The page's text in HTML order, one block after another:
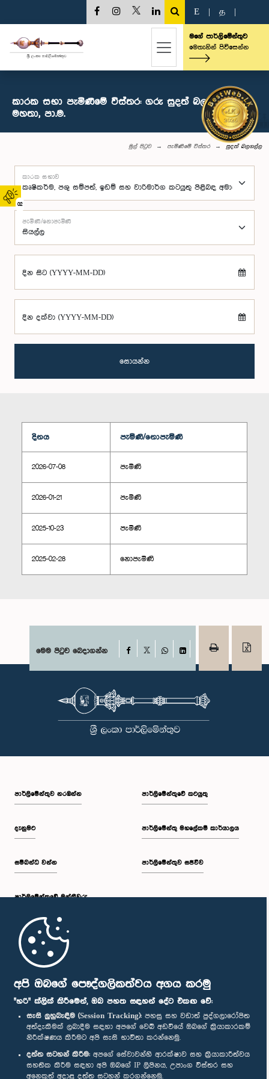
අපි ඔබගේ පෞද්ගලිකත්වය අගය කරමු
"හරි" ක්ලික් කිරීමෙන්, ඔබ පහත සඳහන් දේට එකඟ වේ:
සැසි ලුහුබැඳීම (Session Tracking): පහසු සහ වඩාත් පුද්ගලාරෝපිත
අත්දැකීමක් ලබාදීම සඳහා අපගේ වෙබ් අඩවියේ ඔබගේ ක්‍රියාකාරකම්
නිරීක්ෂණය කිරීමට අපි සැසි භාවිතා කරන්නෙමු.
දත්ත සටහන් කිරීම: අපගේ සේවාවන්හි ආරක්ෂාව සහ ක්‍රියාකාරීත්වය
සහතික කිරීම සඳහා අපි ඔබගේ IP ලිපිනය, උපාංග විස්තර සහ
අනෙකුත් අදාළ දත්ත සටහන් කරගන්නෙමු.
02
E த
මගේ පාර්ලිමේන්තුව
මෙතැනින් පිවිසෙන්න
කාරක සභා පැමිණීමේ විස්තර: ගරු සුදත් බලගල්ල
මහතා, පා.ම.
මුල් පිටුව පැමිණීමේ විස්තර සුදත් බලගල්ල
කාරක සභාව
පැමිණි/නොපැමිණි
දින සිට (YYYY-MM-DD)
දින දක්වා (YYYY-MM-DD)
සොයන්න
දිනය පැමිණි/නොපැමිණි
2026-07-08 පැමිණි
2026-01-21 පැමිණි
2025-10-23 පැමිණි
2025-02-28 නොපැමිණි
මෙම පිටුව බෙදාගන්න Facebook
WhatsAppLinkedIn
පාර්ලි‌මේන්තුව නරඹන්න
දැනුමට
සම්බන්ධ වන්න
පාර්ලි‌මේන්තුවේ මන්ත්‍රීවරු
මුල් පිටුව
පාර්ලිමේන්තුවේ කටයුතු
පාර්ලිමේන්තු මහලේකම් කාර්යාලය
පාර්ලිමේන්තුව සජීවීව
පාර්ලිමේන්තු ජංගම යෙදුම
අප හා සම්බන්ධ වී සිටින්න :